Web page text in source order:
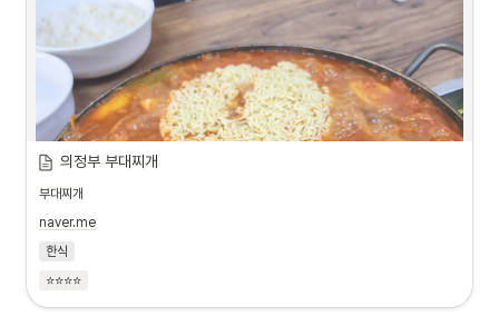
의정부 부대찌개
부대찌개
naver.me
한식
⭐⭐⭐⭐